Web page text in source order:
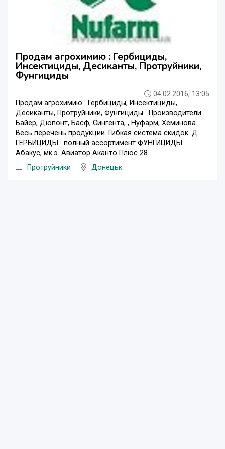
Продам агрохимию : Гербициды,
Инсектициды, Десиканты, Протруйники,
Фунгициды
04.02.2016, 13:05
Продам агрохимию : Гербициды, Инсектициды,
Десиканты, Протруйники, Фунгициды . Производители:
Байер, Дюпонт, Басф, Сингента, , Нуфарм, Хеминова .
Весь перечень продукции. Гибкая система скидок. Д
ГЕРБИЦИДЫ : полный ассортимент ФУНГИЦИДЫ
Абакус, мк.э. Авиатор Аканто Плюс 28 ...
Протруйники
Донецьк